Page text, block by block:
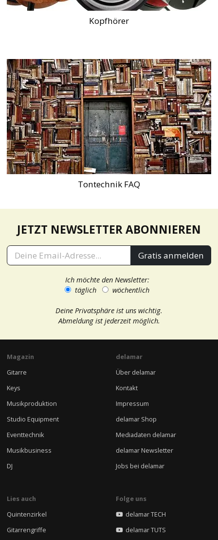
Kopfhörer
Tontechnik FAQ
JETZT NEWSLETTER ABONNIEREN
Gratis anmelden
Ich möchte den Newsletter:
täglich
wöchentlich
Deine Privatsphäre ist uns wichtig.
Abmeldung ist jederzeit möglich.
Magazin
Gitarre
Keys
Musikproduktion
Studio Equipment
Eventtechnik
Musikbusiness
DJ
delamar
Über delamar
Kontakt
Impressum
delamar Shop
Mediadaten delamar
delamar Newsletter
Jobs bei delamar
Lies auch
Quintenzirkel
Gitarrengriffe
Folge uns
delamar TECH
delamar TUTS